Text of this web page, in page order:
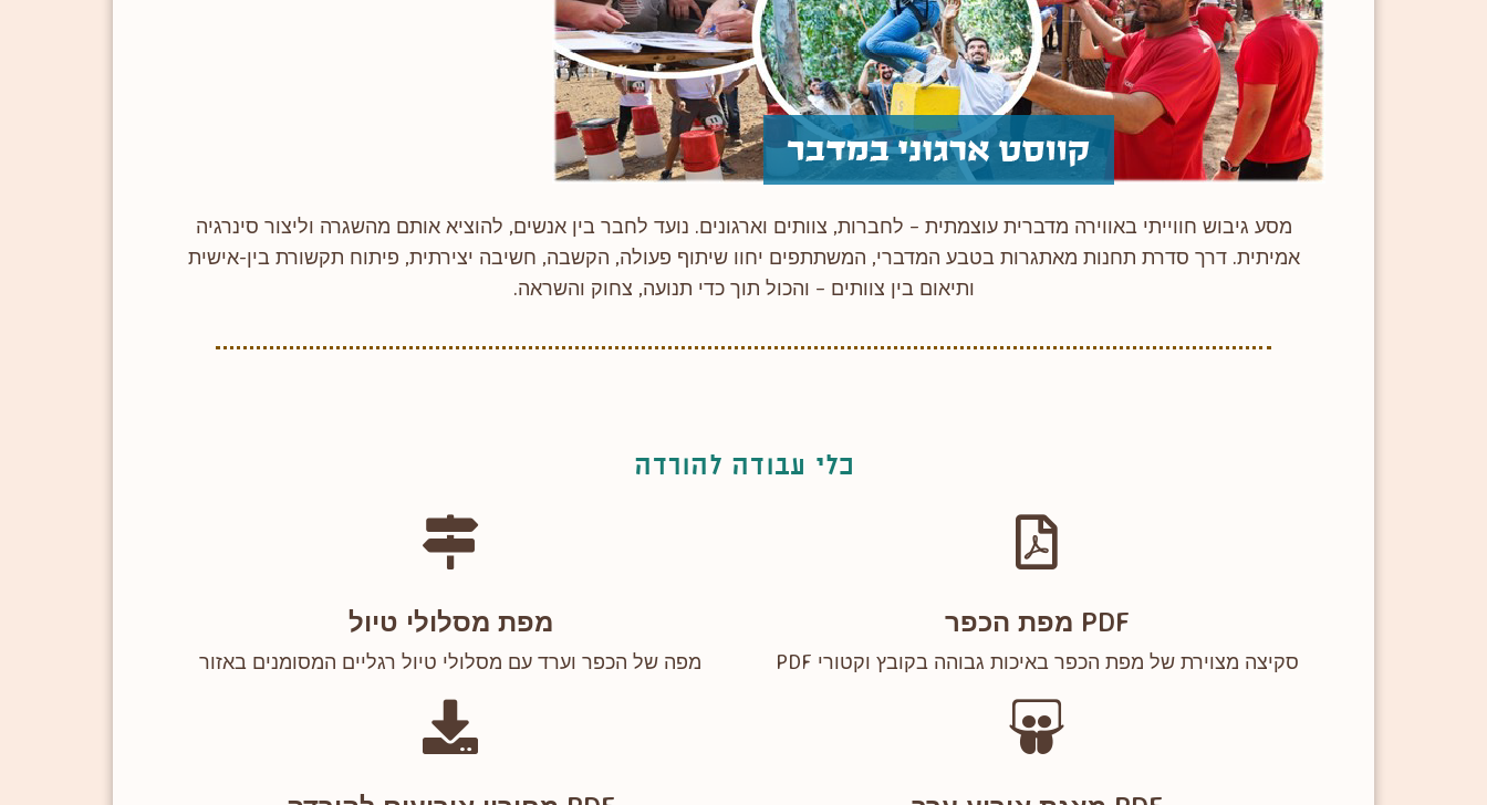
מסע גיבוש חווייתי באווירה מדברית עוצמתית – לחברות, צוותים וארגונים. נועד לחבר בין אנשים, להוציא אותם מהשגרה וליצור סינרגיה
אמיתית. דרך סדרת תחנות מאתגרות בטבע המדברי, המשתתפים יחוו שיתוף פעולה, הקשבה, חשיבה יצירתית, פיתוח תקשורת בין-אישית
ותיאום בין צוותים – והכול תוך כדי תנועה, צחוק והשראה.
כלי עבודה להורדה
PDF מפת הכפר
סקיצה מצוירת של מפת הכפר באיכות גבוהה בקובץ וקטורי PDF
מפת מסלולי טיול
מפה של הכפר וערד עם מסלולי טיול רגליים המסומנים באזור